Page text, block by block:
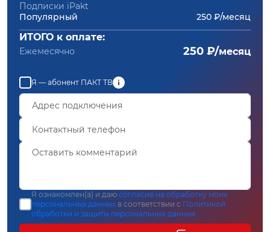
Подписки iPakt
Популярный
250 ₽/месяц
ИТОГО к оплате:
Ежемесячно 250 ₽/месяц
Я — абонент ПАКТ ТВ
Я ознакомлен(а) и даю согласие на обработку моих
персональных данных в соответствии с Политикой
обработки и защиты персональных данных